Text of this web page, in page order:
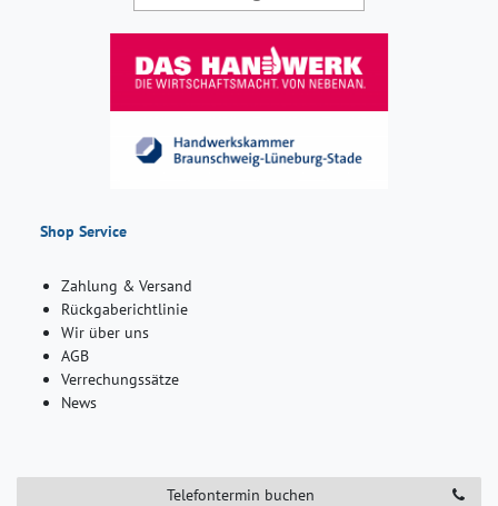
Shop Service
Zahlung & Versand
Rückgaberichtlinie
Wir über uns
AGB
Verrechungssätze
News
Telefontermin buchen